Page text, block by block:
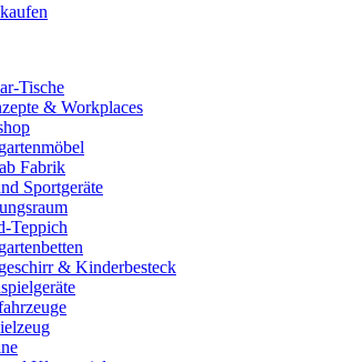
Tische
& Workplaces
Fabrik
Sportgeräte
Teppich
& Kinderbesteck